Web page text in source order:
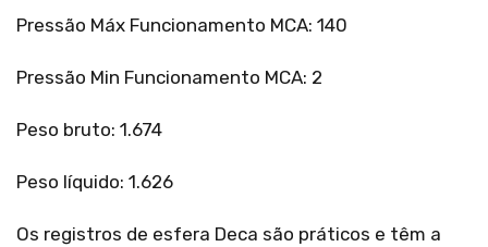
Pressão Máx Funcionamento MCA: 140
Pressão Min Funcionamento MCA: 2
Peso bruto: 1.674
Peso líquido: 1.626
Os registros de esfera Deca são práticos e têm a